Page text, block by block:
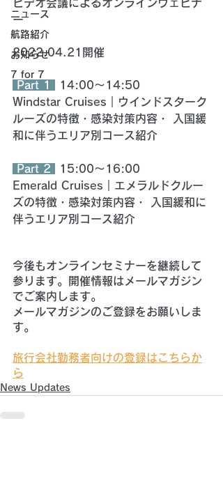
ニュース
航路紹介
お知らせ
7 for 7
ビデオ会議によるオンラインウェビナ
ー
2022.04.21開催
Part 1
14:00～14:50
Windstar Cruises｜ウインドスターク
ルーズの特徴・感染対策内容・ 入国緩
和に伴うエリア別コース紹介
Part 2
15:00～16:00
Emerald Cruises｜エメラルドクルー
ズの特徴・感染対策内容・ 入国緩和に
伴うエリア別コース紹介
今後もオンラインセミナーを継続して
参ります。開催情報はメールマガジン
でご案内します。
メールマガジンのご登録をお願いしま
す。
旅行会社勤務者向けの登録はこちらか
ら
News Updates